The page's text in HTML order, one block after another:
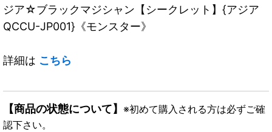
ジア☆ブラックマジシャン【シークレット】{アジア
QCCU-JP001}《モンスター》
詳細は こちら
【商品の状態について】 ※初めて購入される方は必ずご確
認下さい。